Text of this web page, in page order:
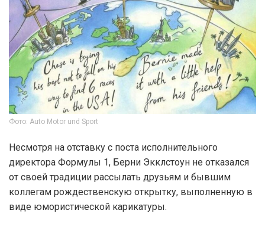
Фото: Auto Motor und Sport
Несмотря на отставку с поста исполнительного
директора Формулы 1, Берни Экклстоун не отказался
от своей традиции рассылать друзьям и бывшим
коллегам рождественскую открытку, выполненную в
виде юмористической карикатуры.